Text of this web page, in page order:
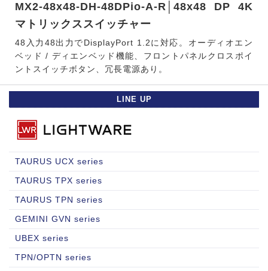
MX2-48x48-DH-48DPio-A-R│48x48 DP 4K
マトリックススイッチャー
48入力48出力でDisplayPort 1.2に対応。オーディオエン
ベッド / ディエンベッド機能、フロントパネルクロスポイ
ントスイッチボタン、冗長電源あり。
LINE UP
TAURUS UCX series
TAURUS TPX series
TAURUS TPN series
GEMINI GVN series
UBEX series
TPN/OPTN series